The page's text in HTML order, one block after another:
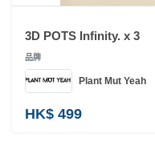
艇
3D POTS Infinity. x 3
品牌
Plant Mut Yeah
HK$ 499